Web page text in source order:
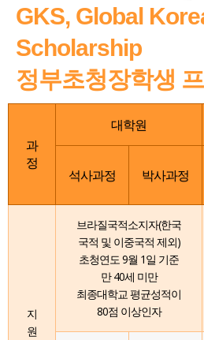
GKS, Global
Scholarship
정부초청장학생
과
정
대학원
석사과정 박사과정
지
원
브라질국적소지자(한국
국적 및 이중국적 제외)
초청연도 9월 1일 기준
만 40세 미만
최종대학교 평균성적이
80점 이상인자